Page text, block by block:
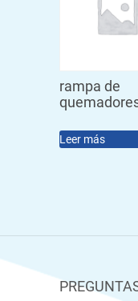
rampa de
Leer más